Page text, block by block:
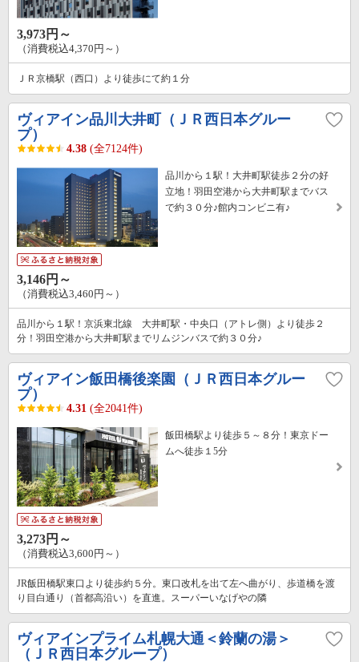
3,973円～
（消費税込4,370円～）
ＪＲ京橋駅（西口）より徒歩にて約１分
ヴィアイン品川大井町（ＪＲ西日本グルー
プ）
4.38 (全7124件)
品川から１駅！大井町駅徒歩２分の好
立地！羽田空港から大井町駅までバス
で約３０分♪館内コンビニ有♪
3,146円～
（消費税込3,460円～）
品川から１駅！京浜東北線 大井町駅・中央口（アトレ側）より徒歩２
分！羽田空港から大井町駅までリムジンバスで約３０分♪
ヴィアイン飯田橋後楽園（ＪＲ西日本グルー
プ）
4.31 (全2041件)
飯田橋駅より徒歩５～８分！東京ドー
ムへ徒歩１5分
3,273円～
（消費税込3,600円～）
JR飯田橋駅東口より徒歩約５分。東口改札を出て左へ曲がり、歩道橋を渡
り目白通り（首都高沿い）を直進。スーパーいなげやの隣
ヴィアインプライム札幌大通＜鈴蘭の湯＞
（ＪＲ西日本グループ）